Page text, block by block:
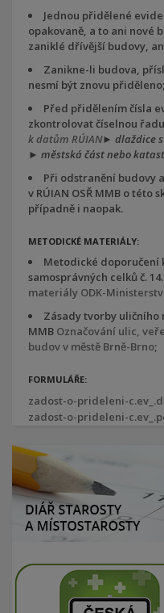
Jednou přidělené
opakovaně, a to ani nové
zaniklé dřívější budovy,
Zanikne-li budova,
nesmí být znovu přiděleno;
Před přidělením čísla
zkontrolovat číselnou řadu
k datům RÚIAN► dlaždice s
► městská část nebo
Při odstranění budovy
v RÚIAN OSŘ MMB o této
případně i naopak.
METODICKÉ MATERIÁLY:
Metodické doporučení
samosprávných celků č.
materiály ODK-
Zásady tvorby uličního
MMB Označování ulic,
budov v městě Brně-Brno;
FORMULÁŘE:
zadost-o-prideleni-
zadost-o-prideleni-